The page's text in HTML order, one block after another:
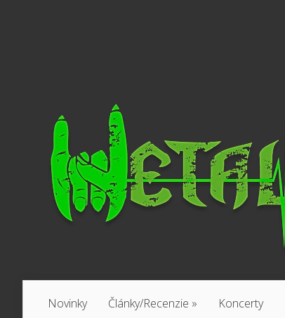
Novinky Články/Recenzie » Koncerty